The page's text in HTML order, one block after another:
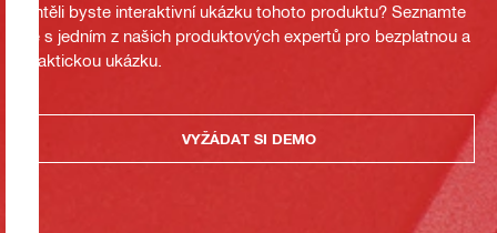
Chtěli byste interaktivní ukázku tohoto produktu? Seznamte
se s jedním z našich produktových expertů pro bezplatnou a
praktickou ukázku.
VYŽÁDAT SI DEMO